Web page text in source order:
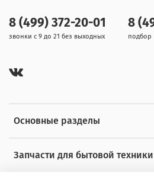
Основные разделы
Запчасти для бытовой техники
8 (499) 372-20-01
звонки с 9 до 21 без выходных
8
подбор